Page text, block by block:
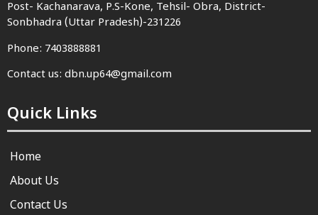
Post- Kachanarava, P.S-Kone, Tehsil- Obra, District-
Sonbhadra (Uttar Pradesh)-231226
Phone: 7403888881
Contact us: dbn.up64@gmail.com
Quick Links
Home
About Us
Contact Us